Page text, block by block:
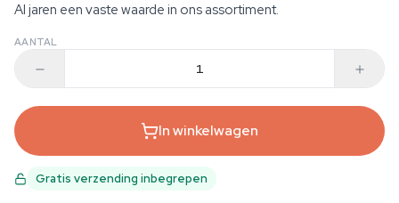
Al jaren een vaste waarde in ons assortiment.
AANTAL
In winkelwagen
Gratis verzending inbegrepen